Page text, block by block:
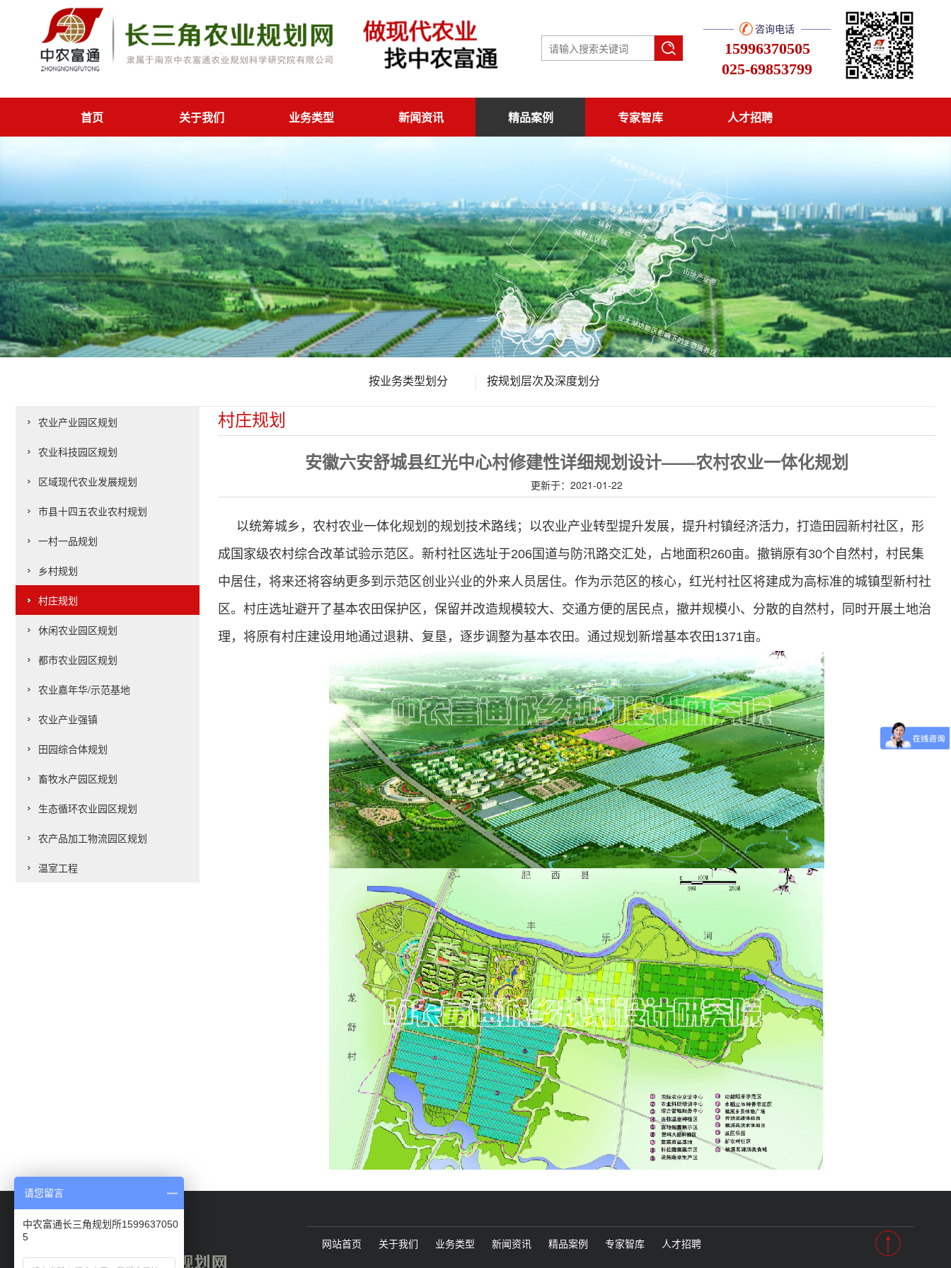
咨询电话
15996370505
025-69853799
首页 关于我们 业务类型 新闻资讯 精品案例 专家智库 人才招聘
按业务类型划分 按规划层次及深度划分
农业产业园区规划
农业科技园区规划
区域现代农业发展规划
市县十四五农业农村规划
一村一品规划
乡村规划
村庄规划
休闲农业园区规划
都市农业园区规划
农业嘉年华/示范基地
农业产业强镇
田园综合体规划
畜牧水产园区规划
生态循环农业园区规划
农产品加工物流园区规划
温室工程
村庄规划
安徽六安舒城县红光中心村修建性详细规划设计——农村农业一体化规划
更新于：2021-01-22
以统筹城乡，农村农业一体化规划的规划技术路线；以农业产业转型提升发展，提升村镇经济活力，打造田园新村社区，形
成国家级农村综合改革试验示范区。新村社区选址于206国道与防汛路交汇处，占地面积260亩。撤销原有30个自然村，村民集
中居住，将来还将容纳更多到示范区创业兴业的外来人员居住。作为示范区的核心，红光村社区将建成为高标准的城镇型新村社
区。村庄选址避开了基本农田保护区，保留并改造规模较大、交通方便的居民点，撤并规模小、分散的自然村，同时开展土地治
理，将原有村庄建设用地通过退耕、复垦，逐步调整为基本农田。通过规划新增基本农田1371亩。
网站首页 关于我们 业务类型 新闻资讯 精品案例 专家智库 人才招聘
请您留言
中农富通长三角规划所1599637050
5